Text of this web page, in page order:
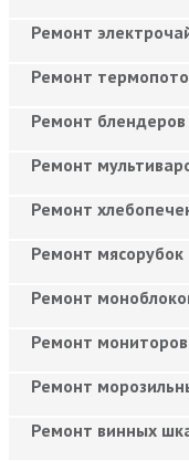
Ремонт
Ремонт
Ремонт блендеров
Ремонт
Ремонт
Ремонт мясорубок
Ремонт
Ремонт мониторов
Ремонт
Ремонт винных